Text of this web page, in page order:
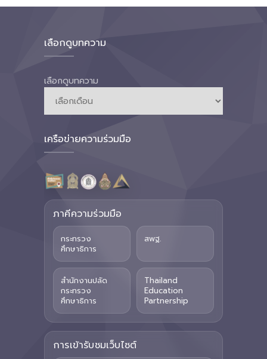
เลือกดูบทความ
เลือกดูบทความ
เครือข่ายความร่วมมือ
ภาคีความร่วมมือ
กระทรวง
ศึกษาธิการ
สพฐ.
สำนักงานปลัด
กระทรวง
ศึกษาธิการ
Thailand
Education
Partnership
การเข้ารับชมเว็บไซต์